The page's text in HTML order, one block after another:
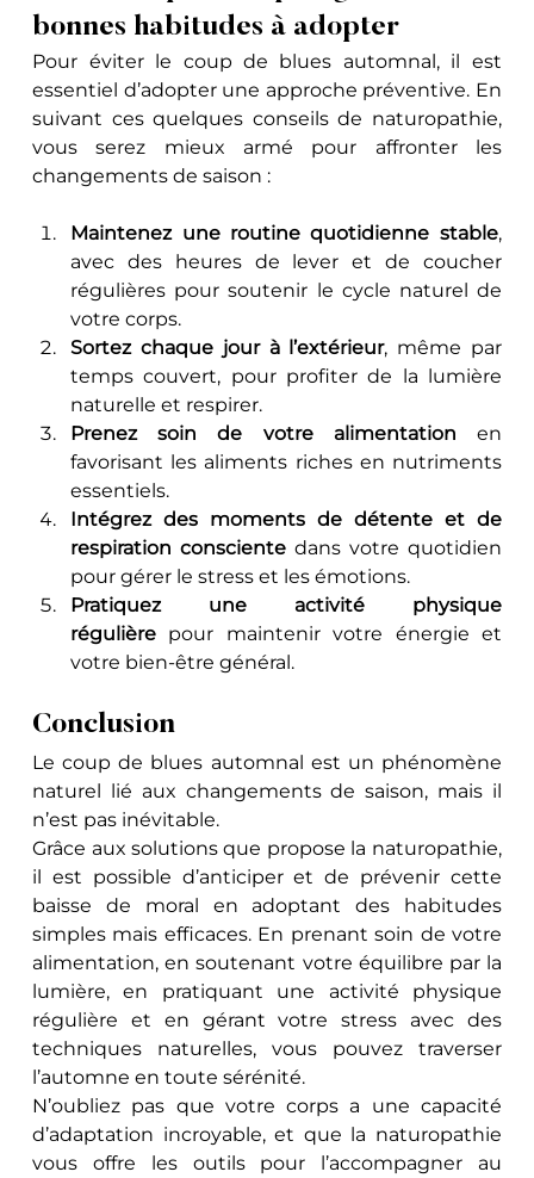
bonnes habitudes à adopter
Pour éviter le coup de blues automnal, il est
essentiel d’adopter une approche préventive. En
suivant ces quelques conseils de naturopathie,
vous serez mieux armé pour affronter les
changements de saison :
Maintenez une routine quotidienne stable,
avec des heures de lever et de coucher
régulières pour soutenir le cycle naturel de
votre corps.
Sortez chaque jour à l’extérieur, même par
temps couvert, pour profiter de la lumière
naturelle et respirer.
Prenez soin de votre alimentation en
favorisant les aliments riches en nutriments
essentiels.
Intégrez des moments de détente et de
respiration consciente dans votre quotidien
pour gérer le stress et les émotions.
Pratiquez une activité physique
régulière pour maintenir votre énergie et
votre bien-être général.
Conclusion
Le coup de blues automnal est un phénomène
naturel lié aux changements de saison, mais il
n’est pas inévitable.
Grâce aux solutions que propose la naturopathie,
il est possible d’anticiper et de prévenir cette
baisse de moral en adoptant des habitudes
simples mais efficaces. En prenant soin de votre
alimentation, en soutenant votre équilibre par la
lumière, en pratiquant une activité physique
régulière et en gérant votre stress avec des
techniques naturelles, vous pouvez traverser
l’automne en toute sérénité.
N’oubliez pas que votre corps a une capacité
d’adaptation incroyable, et que la naturopathie
vous offre les outils pour l’accompagner au